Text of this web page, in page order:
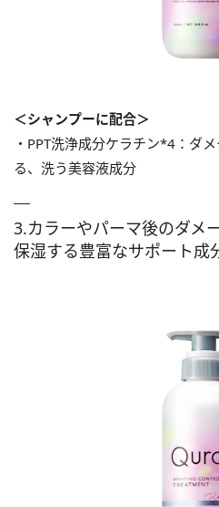
＜シャンプーに配合＞
・PPT洗浄成分ケラチン*4：ダ
る、洗う美容液成分
3.カラーやパーマ後のダメ
保湿する豊富なサポート成